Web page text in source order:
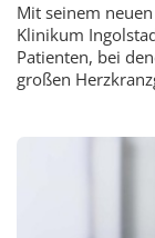
Mit seinem
Klinikum
Patienten, bei
großen